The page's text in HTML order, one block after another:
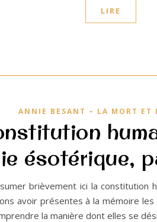
LIRE
ANNIE BESANT – LA MORT ET
ésotérique,
brièvement ici la constitution
avoir présentes à la mémoire
la manière dont elles se